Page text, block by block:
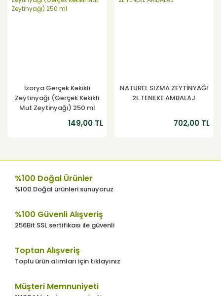
İzorya Gerçek Kekikli
Zeytinyağı (Gerçek Kekikli
Mut Zeytinyağı) 250 ml
149,00 TL
NATUREL SIZMA ZEYTİNYAĞI
2L.TENEKE AMBALAJ
702,00 TL
%100 Doğal Ürünler
%100 Doğal ürünleri sunuyoruz
%100 Güvenli Alışveriş
256Bit SSL sertifikası ile güvenli
Toptan Alışveriş
Toplu ürün alımları için tıklayınız
Müşteri Memnuniyeti